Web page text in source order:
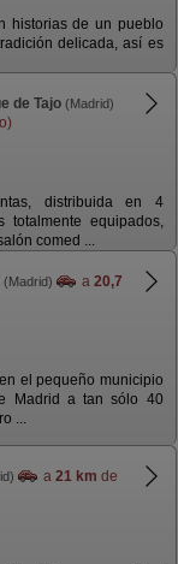
historias de un pueblo
delicada, así es
de Tajo (Madrid)
distribuida en 4
totalmente equipados,
comed ...
(Madrid) a 20,7
el pequeño municipio
Madrid a tan sólo 40
...
a 21 km de